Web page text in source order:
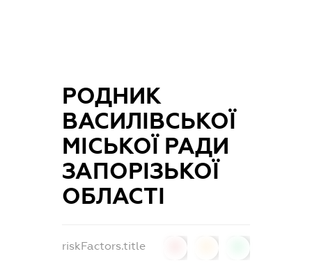
РОДНИК
ВАСИЛІВСЬКОЇ
МІСЬКОЇ РАДИ
ЗАПОРІЗЬКОЇ
ОБЛАСТІ
riskFactors.title